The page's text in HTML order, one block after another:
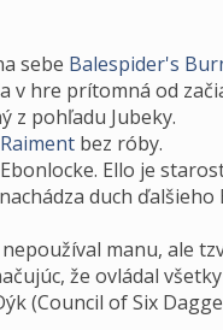
sebe Balespider's
v hre prítomná od
z pohľadu Jubeky.
bez róby.
Ello je
duch
manu, ale
že ovládal
(Council of Six